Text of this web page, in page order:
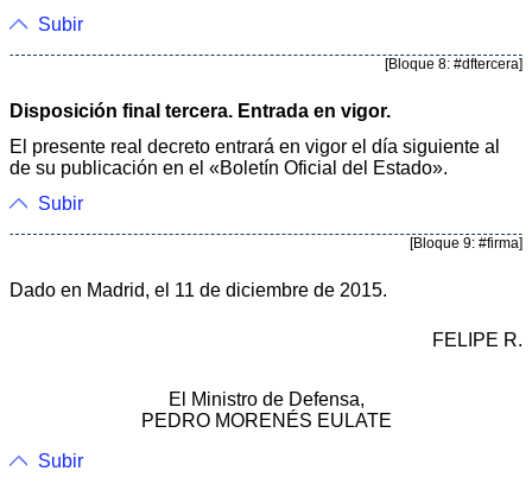
Subir
[Bloque 8: #dftercera]
Disposición final tercera. Entrada en vigor.
El presente real decreto entrará en vigor el día siguiente al
de su publicación en el «Boletín Oficial del Estado».
Subir
[Bloque 9: #firma]
Dado en Madrid, el 11 de diciembre de 2015.
FELIPE R.
El Ministro de Defensa,
PEDRO MORENÉS EULATE
Subir